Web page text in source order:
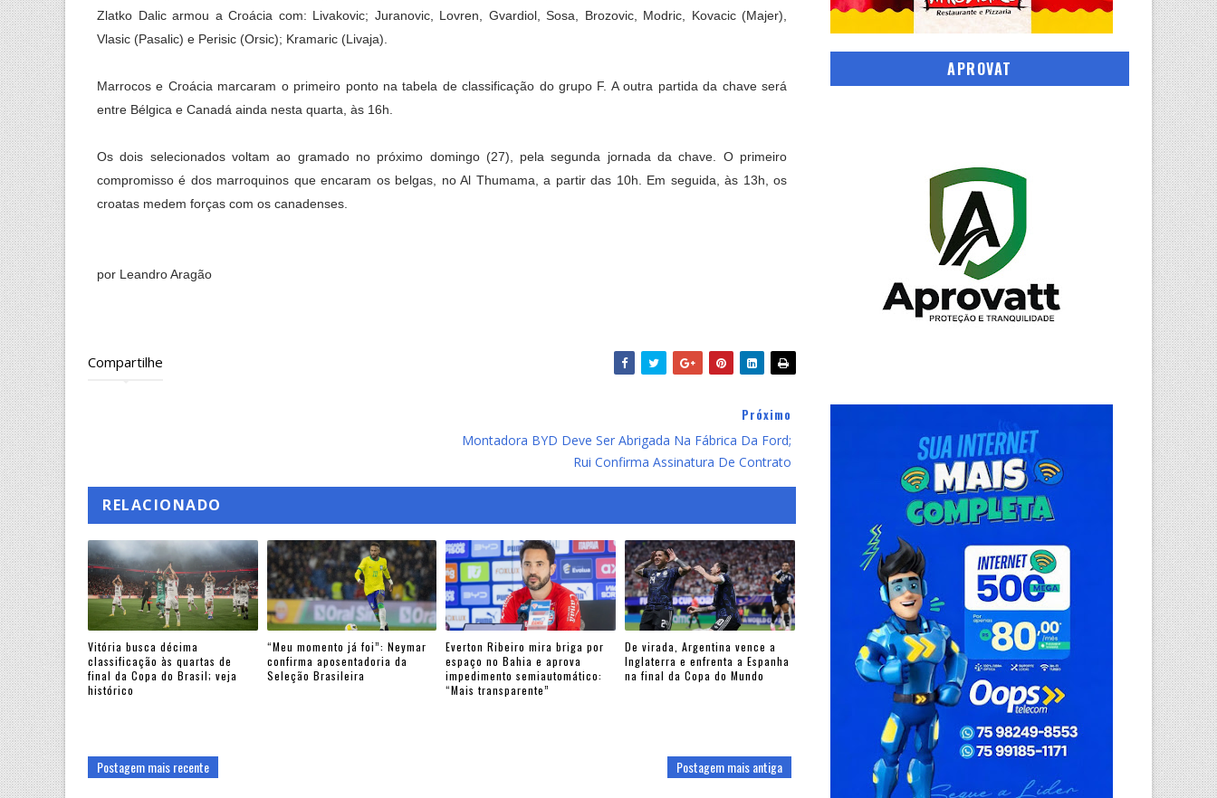
Zlatko Dalic armou a Croácia com: Livakovic; Juranovic, Lovren, Gvardiol, Sosa, Brozovic, Modric, Kovacic (Majer),
Vlasic (Pasalic) e Perisic (Orsic); Kramaric (Livaja).
Marrocos e Croácia marcaram o primeiro ponto na tabela de classificação do grupo F. A outra partida da chave será
entre Bélgica e Canadá ainda nesta quarta, às 16h.
Os dois selecionados voltam ao gramado no próximo domingo (27), pela segunda jornada da chave. O primeiro
compromisso é dos marroquinos que encaram os belgas, no Al Thumama, a partir das 10h. Em seguida, às 13h, os
croatas medem forças com os canadenses.
por Leandro Aragão
Compartilhe
Próximo
Montadora BYD Deve Ser Abrigada Na Fábrica Da Ford;
Rui Confirma Assinatura De Contrato
RELACIONADO
Vitória busca décima
classificação às quartas de
final da Copa do Brasil; veja
histórico
“Meu momento já foi”: Neymar
confirma aposentadoria da
Seleção Brasileira
Everton Ribeiro mira briga por
espaço no Bahia e aprova
impedimento semiautomático:
“Mais transparente”
De virada, Argentina vence a
Inglaterra e enfrenta a Espanha
na final da Copa do Mundo
Postagem mais recente Postagem mais antiga
APROVAT